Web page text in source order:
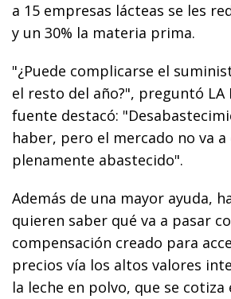
a 15 empresas lácteas se les
y un 30% la materia prima.
"¿Puede complicarse el
el resto del año?", preguntó LA
fuente destacó:
haber, pero el mercado no va
plenamente abastecido".
Además de una mayor ayuda,
quieren saber qué va a pasar
compensación creado para
precios vía los altos valores
la leche en polvo, que se cotiza